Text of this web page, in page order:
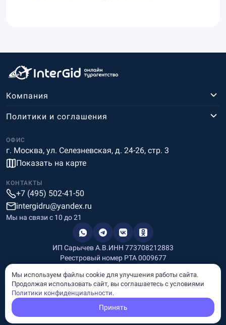
Компания
ОФИС
г. Москва, ул. Селезневская, д. 24-26, стр. 3
Показать на карте
Политики и соглашения
КОНТАКТЫ
+7 (495) 502-41-50
intergidru@yandex.ru
Мы на связи c 10 до 21
ИП Сарычев А.В.ИНН 773708212883
Реестровый номер РТА 0009677
Информация, размещённая на сайте, носит информационный
характер и не является рекламой и публичной офертой.
Мы используем файлы cookie для улучшения работы сайта.
Продолжая использовать сайт, вы соглашаетесь с условиями
Политики конфиденциальности.
Принять